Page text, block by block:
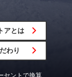
アとは
わり
セントで換算